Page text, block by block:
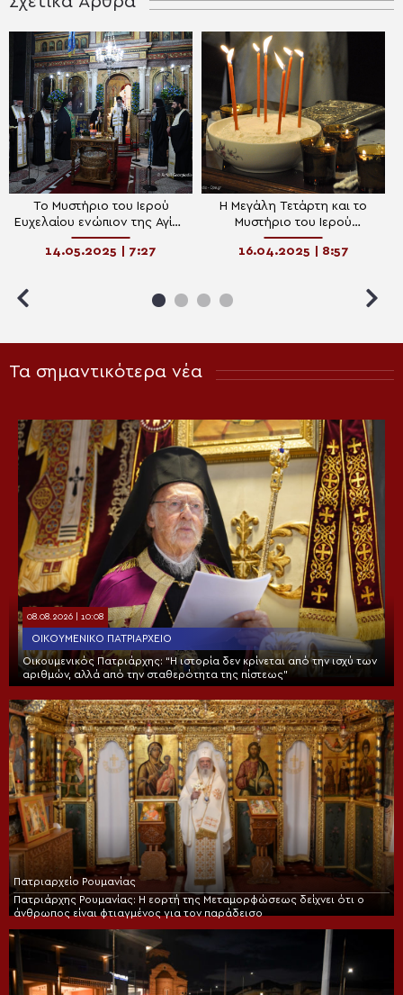
Το Μυστήριο του Ιερού
Ευχελαίου ενώπιον της Αγίας
Ζώνης στον Μητροπολιτικό
Ναό Αγίων Κωνσταντίνου και
14.05.2025 | 7:27
Η Μεγάλη Τετάρτη και το
Μυστήριο του Ιερού
Ευχελαίου
16.04.2025 | 8:57
Τα σημαντικότερα νέα
08.08.2026 | 10:08
ΟΙΚΟΥΜΕΝΙΚΌ ΠΑΤΡΙΑΡΧΕΊΟ
Οικουμενικός Πατριάρχης: “Η ιστορία δεν κρίνεται από την ισχύ των
αριθμών, αλλά από την σταθερότητα της πίστεως”
Πατριαρχείο Ρουμανίας
Πατριάρχης Ρουμανίας: Η εορτή της Μεταμορφώσεως δείχνει ότι ο
άνθρωπος είναι φτιαγμένος για τον παράδεισο